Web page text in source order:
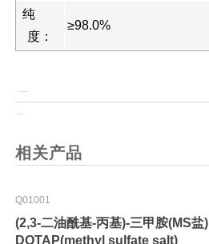
纯
度：
≥98.0%
相关产品
Q01001
(2,3-二油酰基-丙基)-三甲胺(MS盐)
DOTAP(methyl sulfate salt)